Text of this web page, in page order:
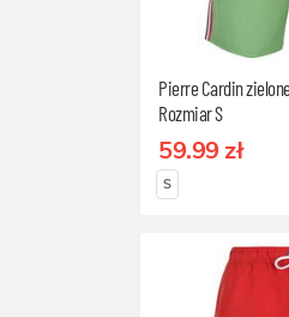
Pierre Cardin
Rozmiar S
59.99 zł
S